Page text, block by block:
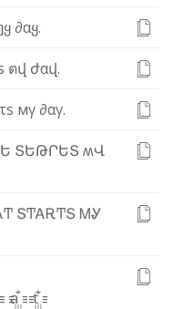
ყ ∂αყ.
ตվ ժαվ.
τѕ мγ ∂αγ.
Ե ՏԵԹՐԵՏ ʍՎ
Ͳ ՏͲᎪᎡͲՏ ᎷᎽ
a꙲t꙲